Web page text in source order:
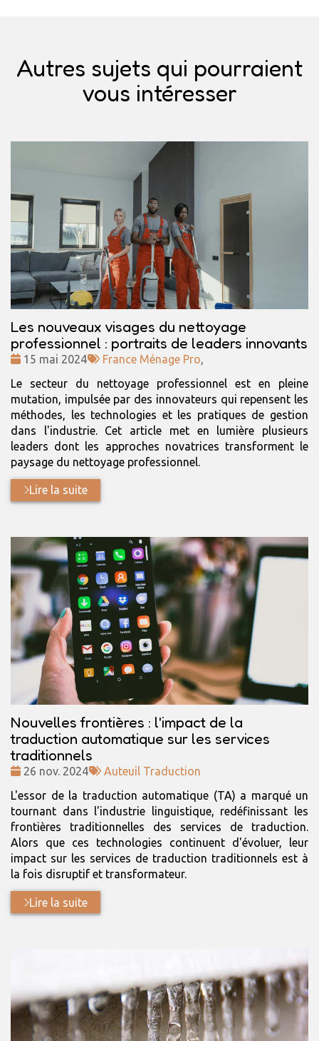
Autres sujets qui pourraient
vous intéresser
Les nouveaux visages du nettoyage
professionnel : portraits de leaders innovants
Date
15 mai 2024
Tags
France Ménage Pro,
Le secteur du nettoyage professionnel est en pleine
mutation, impulsée par des innovateurs qui repensent les
méthodes, les technologies et les pratiques de gestion
dans l'industrie. Cet article met en lumière plusieurs
leaders dont les approches novatrices transforment le
paysage du nettoyage professionnel.
Lire la suite
Nouvelles frontières : l'impact de la
traduction automatique sur les services
traditionnels
Date
26 nov. 2024
Tags
Auteuil Traduction
L'essor de la traduction automatique (TA) a marqué un
tournant dans l'industrie linguistique, redéfinissant les
frontières traditionnelles des services de traduction.
Alors que ces technologies continuent d'évoluer, leur
impact sur les services de traduction traditionnels est à
la fois disruptif et transformateur.
Lire la suite